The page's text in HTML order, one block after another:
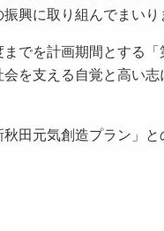
興に取り組んでまいり
でを計画期間とする
を支える自覚と高い
元気創造プラン」と